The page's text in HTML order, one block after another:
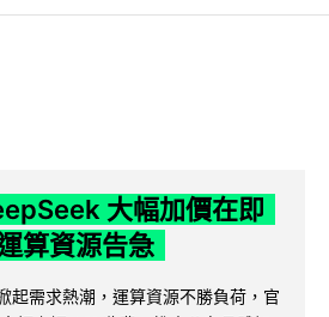
大幅加價在即
算資源告急
起需求熱潮，運算資源不勝負荷，官